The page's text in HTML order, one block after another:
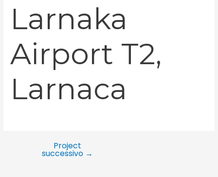
Larnaka
Airport T2,
Larnaca
Project
successivo →